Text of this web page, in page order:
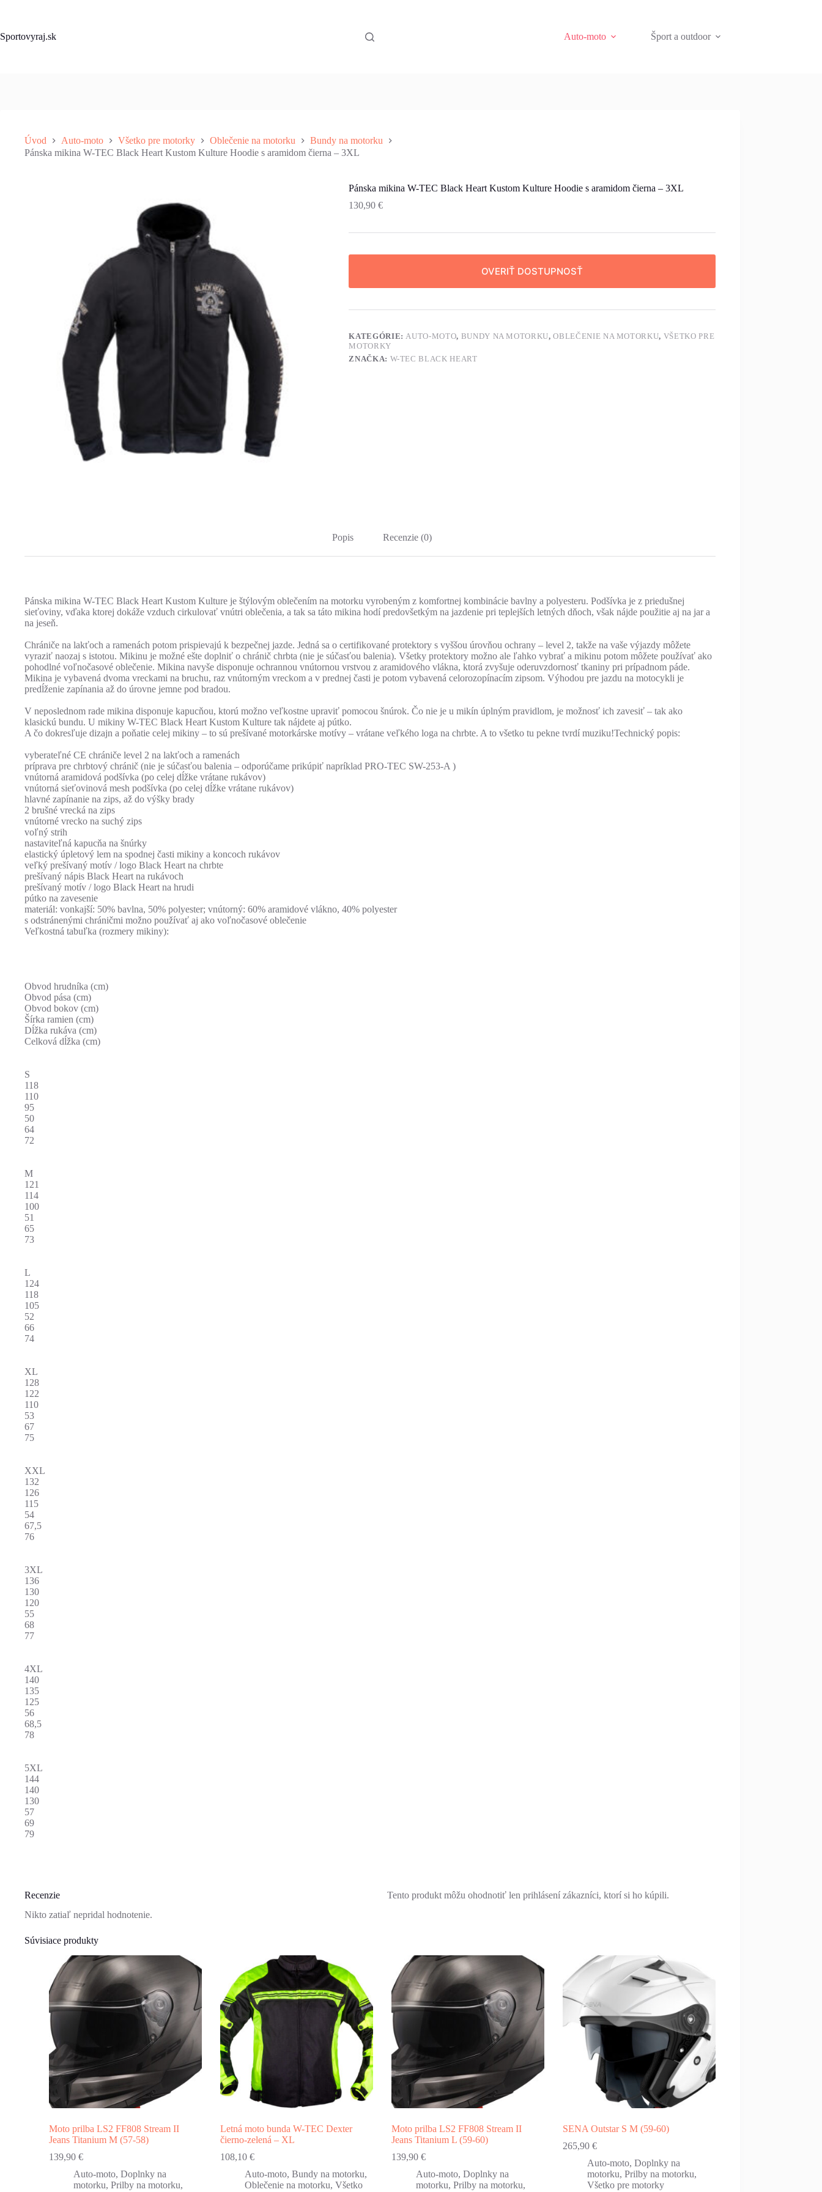
Sportovyraj.sk
Auto-moto Šport a outdoor
Úvod Auto-moto Všetko pre motorky Oblečenie na motorku
Bundy na motorku
Pánska mikina W-TEC Black Heart Kustom Kulture Hoodie s aramidom čierna – 3XL
Pánska mikina W-TEC Black Heart Kustom Kulture Hoodie s aramidom čierna – 3XL
130,90€
OVERIŤ DOSTUPNOSŤ
KATEGÓRIE: AUTO-MOTO, BUNDY NA MOTORKU,OBLEČENIE NA MOTORKU, VŠETKO PRE
MOTORKY
ZNAČKA: W-TEC BLACK HEART
Popis Recenzie (0)
Pánska mikina W-TEC Black Heart Kustom Kulture je štýlovým oblečením na motorku vyrobeným z komfortnej kombinácie bavlny a polyesteru. Podšívka je z priedušnej
sieťoviny, vďaka ktorej dokáže vzduch cirkulovať vnútri oblečenia, a tak sa táto mikina hodí predovšetkým na jazdenie pri teplejších letných dňoch, však nájde použitie aj na jar a
na jeseň.
Chrániče na lakťoch a ramenách potom prispievajú k bezpečnej jazde. Jedná sa o certifikované protektory s vyššou úrovňou ochrany – level 2, takže na vaše výjazdy môžete
vyraziť naozaj s istotou. Mikinu je možné ešte doplniť o chránič chrbta (nie je súčasťou balenia). Všetky protektory možno ale ľahko vybrať a mikinu potom môžete používať ako
pohodlné voľnočasové oblečenie. Mikina navyše disponuje ochrannou vnútornou vrstvou z aramidového vlákna, ktorá zvyšuje oderuvzdornosť tkaniny pri prípadnom páde.
Mikina je vybavená dvoma vreckami na bruchu, raz vnútorným vreckom a v prednej časti je potom vybavená celorozopínacím zipsom. Výhodou pre jazdu na motocykli je
predĺženie zapínania až do úrovne jemne pod bradou.
V neposlednom rade mikina disponuje kapucňou, ktorú možno veľkostne upraviť pomocou šnúrok. Čo nie je u mikín úplným pravidlom, je možnosť ich zavesiť – tak ako
klasickú bundu. U mikiny W-TEC Black Heart Kustom Kulture tak nájdete aj pútko.
A čo dokresľuje dizajn a poňatie celej mikiny – to sú prešívané motorkárske motívy – vrátane veľkého loga na chrbte. A to všetko tu pekne tvrdí muziku!Technický popis:
vyberateľné CE chrániče level 2 na lakťoch a ramenách
príprava pre chrbtový chránič (nie je súčasťou balenia – odporúčame prikúpiť napríklad PRO-TEC SW-253-A )
vnútorná aramidová podšívka (po celej dĺžke vrátane rukávov)
vnútorná sieťovinová mesh podšívka (po celej dĺžke vrátane rukávov)
hlavné zapínanie na zips, až do výšky brady
2 brušné vrecká na zips
vnútorné vrecko na suchý zips
voľný strih
nastaviteľná kapucňa na šnúrky
elastický úpletový lem na spodnej časti mikiny a koncoch rukávov
veľký prešívaný motív / logo Black Heart na chrbte
prešívaný nápis Black Heart na rukávoch
prešívaný motív / logo Black Heart na hrudi
pútko na zavesenie
materiál: vonkajší: 50% bavlna, 50% polyester; vnútorný: 60% aramidové vlákno, 40% polyester
s odstránenými chráničmi možno používať aj ako voľnočasové oblečenie
Veľkostná tabuľka (rozmery mikiny):
Obvod hrudníka (cm)
Obvod pása (cm)
Obvod bokov (cm)
Šírka ramien (cm)
Dĺžka rukáva (cm)
Celková dĺžka (cm)
S
118
110
95
50
64
72
M
121
114
100
51
65
73
L
124
118
105
52
66
74
XL
128
122
110
53
67
75
XXL
132
126
115
54
67,5
76
3XL
136
130
120
55
68
77
4XL
140
135
125
56
68,5
78
5XL
144
140
130
57
69
79
Recenzie
Nikto zatiaľ nepridal hodnotenie.
Tento produkt môžu ohodnotiť len prihlásení zákazníci, ktorí si ho kúpili.
Súvisiace produkty
Moto prilba LS2 FF808 Stream II
Jeans Titanium M (57-58)
139,90 €
Auto-moto, Doplnky na
motorku, Prilby na motorku,
Letná moto bunda W-TEC Dexter
čierno-zelená – XL
108,10 €
Auto-moto, Bundy na motorku,
Oblečenie na motorku, Všetko
Moto prilba LS2 FF808 Stream II
Jeans Titanium L (59-60)
139,90 €
Auto-moto, Doplnky na
motorku, Prilby na motorku,
SENA Outstar S M (59-60)
265,90 €
Auto-moto, Doplnky na
motorku, Prilby na motorku,
Všetko pre motorky